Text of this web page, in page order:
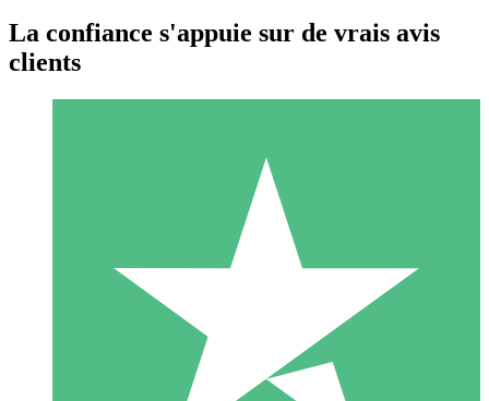
Packs de Crédits Individuels
Payez à l'utilisation avec des crédits de téléchargement. Sans
1 Téléchargement
10 00
La confiance s'appuie sur de vrais avis
clients